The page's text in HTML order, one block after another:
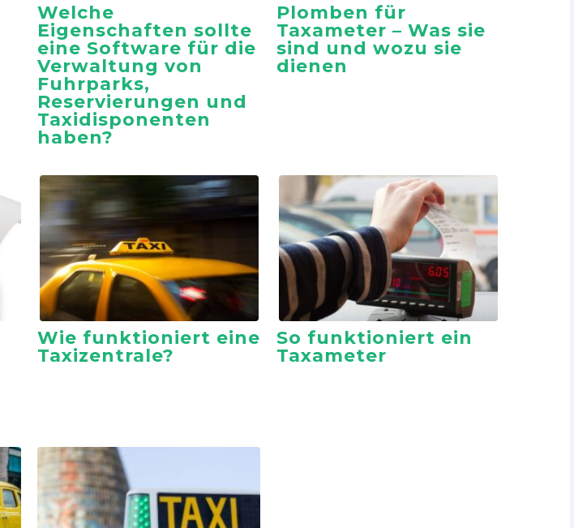
Welche
Eigenschaften sollte
eine Software für die
Verwaltung von
Fuhrparks,
Reservierungen und
Taxidisponenten
haben?
Plomben für
Taxameter – Was sie
sind und wozu sie
dienen
Wie funktioniert eine
Taxizentrale?
So funktioniert ein
Taxameter